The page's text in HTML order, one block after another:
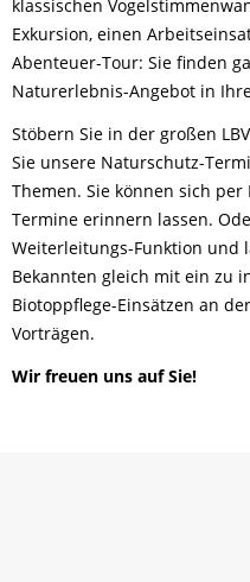
klassischen
Exkursion, einen
Abenteuer-Tour: Sie finden
Naturerlebnis-Angebot in
Stöbern Sie in der großen
Sie unsere Naturschutz-
Themen. Sie können sich
Termine erinnern lassen.
Weiterleitungs-Funktion und
Bekannten gleich mit ein zu
Biotoppflege-Einsätzen an
Vorträgen.
Wir freuen uns auf Sie!